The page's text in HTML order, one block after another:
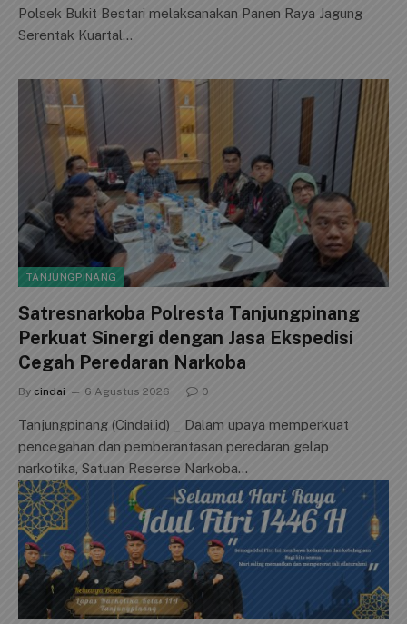
Polsek Bukit Bestari melaksanakan Panen Raya Jagung
Serentak Kuartal…
TANJUNGPINANG
Satresnarkoba Polresta Tanjungpinang
Perkuat Sinergi dengan Jasa Ekspedisi
Cegah Peredaran Narkoba
By cindai 6 Agustus 2026 0
Tanjungpinang (Cindai.id) _ Dalam upaya memperkuat
pencegahan dan pemberantasan peredaran gelap
narkotika, Satuan Reserse Narkoba…